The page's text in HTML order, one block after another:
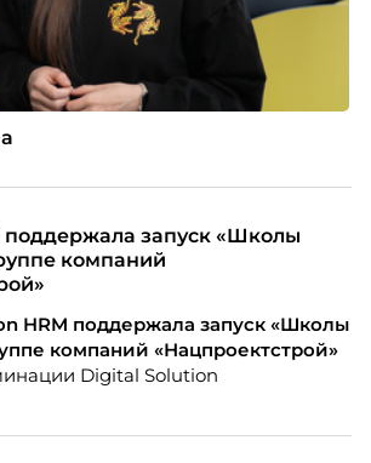
поддержала запуск «Школы
компаний
HRM поддержала запуск «Школы
компаний «Нацпроектстрой»
Digital Solution